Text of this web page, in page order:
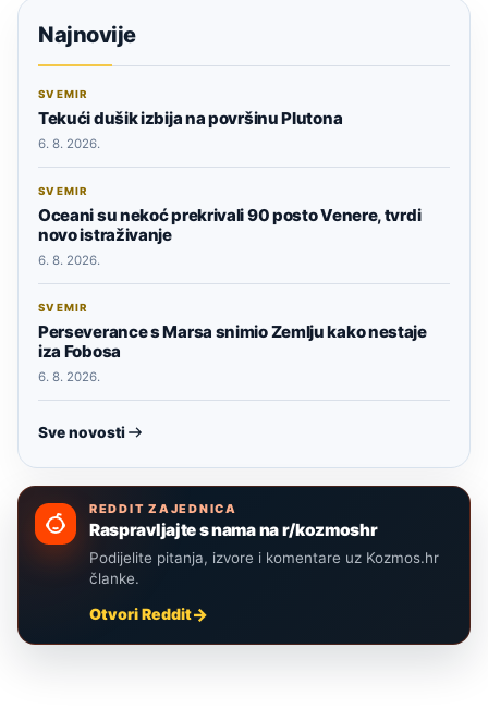
Najnovije
SVEMIR
Tekući dušik izbija na površinu Plutona
6. 8. 2026.
SVEMIR
Oceani su nekoć prekrivali 90 posto Venere, tvrdi
novo istraživanje
6. 8. 2026.
SVEMIR
Perseverance s Marsa snimio Zemlju kako nestaje
iza Fobosa
6. 8. 2026.
Sve novosti
REDDIT ZAJEDNICA
Raspravljajte s nama na r/kozmoshr
Podijelite pitanja, izvore i komentare uz Kozmos.hr
članke.
Otvori Reddit